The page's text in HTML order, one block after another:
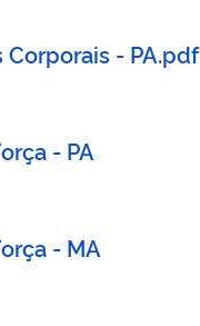
- PA.pdf
- PA
- MA